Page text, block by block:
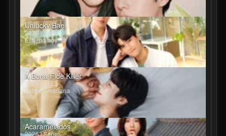
Unlucky Bae
2026 | Serie
Estreno hoy
A Bona Fide Killer
2026 | T1E3
Estreno mañana
Acaramelados
2026 | Serie